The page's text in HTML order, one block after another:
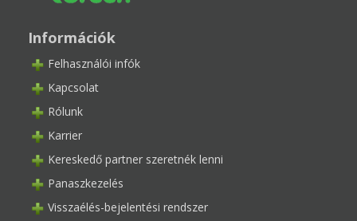
Információk
Felhasználói infók
Kapcsolat
Rólunk
Karrier
Kereskedő partner szeretnék lenni
Panaszkezelés
Visszaélés-bejelentési rendszer